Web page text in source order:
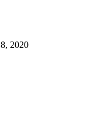
2020